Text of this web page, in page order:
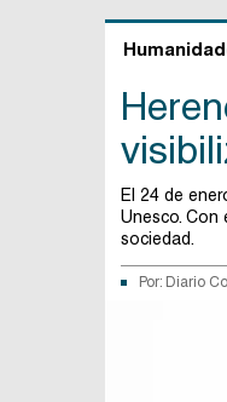
El 24 de
Unesco. Con
sociedad.
Por: Diario